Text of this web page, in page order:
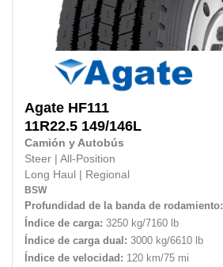
Agate HF111
11R22.5 149/146L
Camión y Autobús
Steer
All-Position
Long Haul
Regional
BSW
Profundidad de la banda de rodamiento:
Índice de carga: 3250 kg/7160 lb
Índice de carga dual: 3000 kg/6610 lb
Índice de velocidad: 120 km/75 mi